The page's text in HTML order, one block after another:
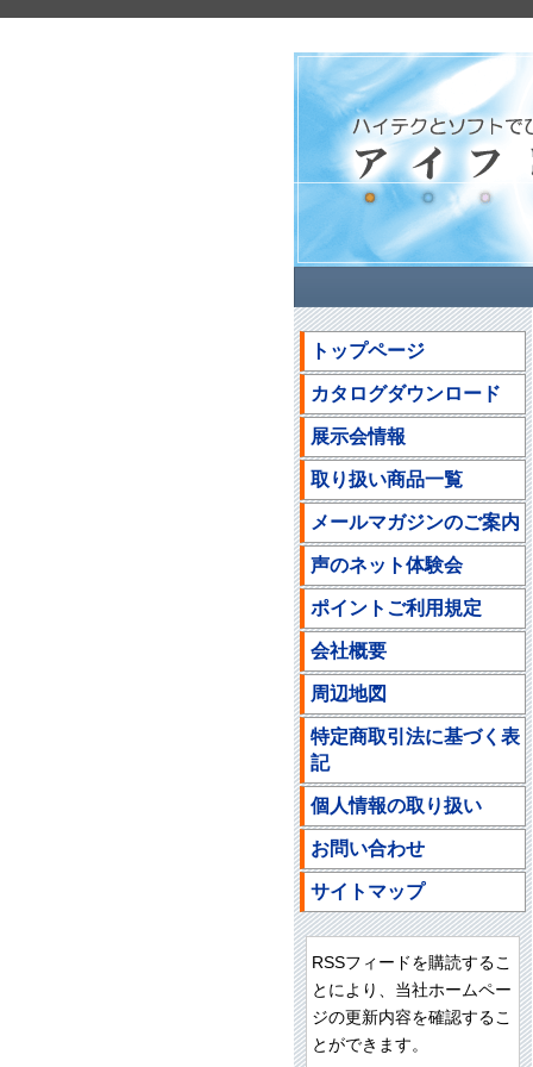
トップページ
カタログダウンロード
展示会情報
取り扱い商品一覧
メールマガジンのご案内
声のネット体験会
ポイントご利用規定
会社概要
周辺地図
特定商取引法に基づく表
記
個人情報の取り扱い
お問い合わせ
サイトマップ
RSSフィードを購読するこ
とにより、当社ホームペー
ジの更新内容を確認するこ
とができます。